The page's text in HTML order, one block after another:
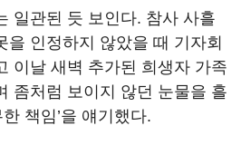
일관된 듯 보인다. 참사 사흘
을 인정하지 않았을 때 기자회
이날 새벽 추가된 희생자 가족
좀처럼 보이지 않던 눈물을 흘
한 책임’을 얘기했다.